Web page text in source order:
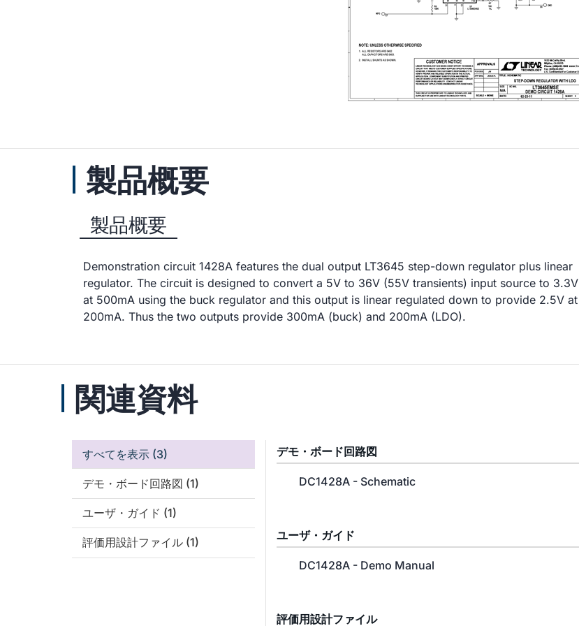
製品概要
製品概要
Demonstration circuit 1428A features the dual output LT3645 step-down regulator plus linear
regulator. The circuit is designed to convert a 5V to 36V (55V transients) input source to 3.3V
at 500mA using the buck regulator and this output is linear regulated down to provide 2.5V at
200mA. Thus the two outputs provide 300mA (buck) and 200mA (LDO).
関連資料
すべてを表示 (3)
デモ・ボード回路図 (1)
ユーザ・ガイド (1)
評価用設計ファイル (1)
デモ・ボード回路図
DC1428A - Schematic
ユーザ・ガイド
DC1428A - Demo Manual
評価用設計ファイル